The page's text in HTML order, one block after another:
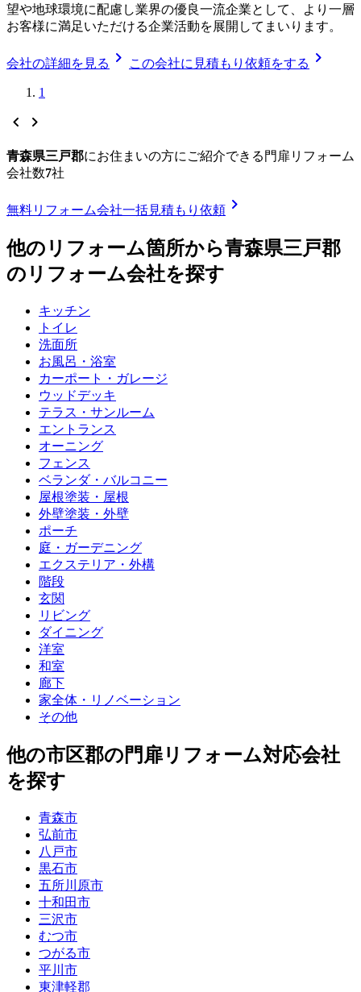
望や地球環境に配慮し業界の優良一流企業として、より一層
お客様に満足いただける企業活動を展開してまいります。
会社の詳細を見る chevron_right この会社に見積もり依頼をする chevron_right
1
chevron_left chevron_right
青森県三戸郡にお住まいの方にご紹介できる 門扉リフォーム
会社数7社
無料リフォーム会社一括見積もり依頼 chevron_right
他のリフォーム箇所から青森県三戸郡
のリフォーム会社を探す
キッチン
トイレ
洗面所
お風呂・浴室
カーポート・ガレージ
ウッドデッキ
テラス・サンルーム
エントランス
オーニング
フェンス
ベランダ・バルコニー
屋根塗装・屋根
外壁塗装・外壁
ポーチ
庭・ガーデニング
エクステリア・外構
階段
玄関
リビング
ダイニング
洋室
和室
廊下
家全体・リノベーション
その他
他の市区郡の門扉リフォーム対応会社
を探す
青森市
弘前市
八戸市
黒石市
五所川原市
十和田市
三沢市
むつ市
つがる市
平川市
東津軽郡